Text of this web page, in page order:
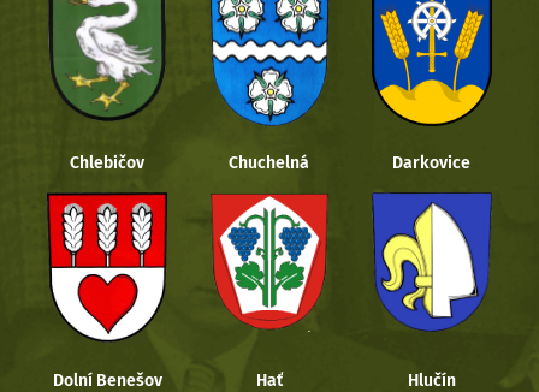
Chlebičov Chuchelná Darkovice
Dolní Benešov Hať Hlučín